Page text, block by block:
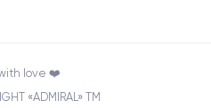
love ❤️
«ADMIRAL» TM